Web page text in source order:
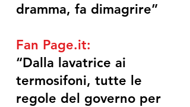
dramma, fa dimagrire”
Fan Page.it:
“Dalla lavatrice ai
termosifoni, tutte le
regole del governo per